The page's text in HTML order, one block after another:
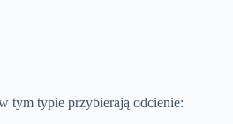
tym typie przybierają odcienie: